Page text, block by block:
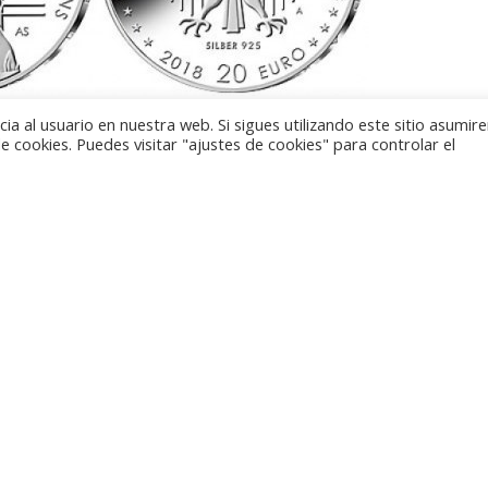
y que tendrá como protagonista al químico Ernst Otto
al usuario en nuestra web. Si sigues utilizando este sitio
cookies. Puedes visitar "ajustes de cookies" para controlar el